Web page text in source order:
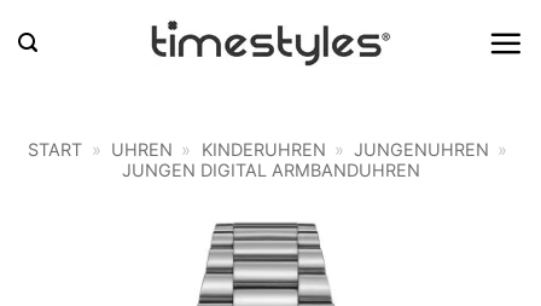
Inhalt
START » UHREN » KINDERUHREN » JUNGENUHREN »
JUNGEN DIGITAL ARMBANDUHREN